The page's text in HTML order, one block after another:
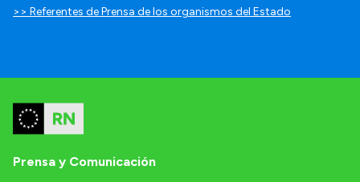
>> Referentes de Prensa de los organismos del Estado
Prensa y Comunicación